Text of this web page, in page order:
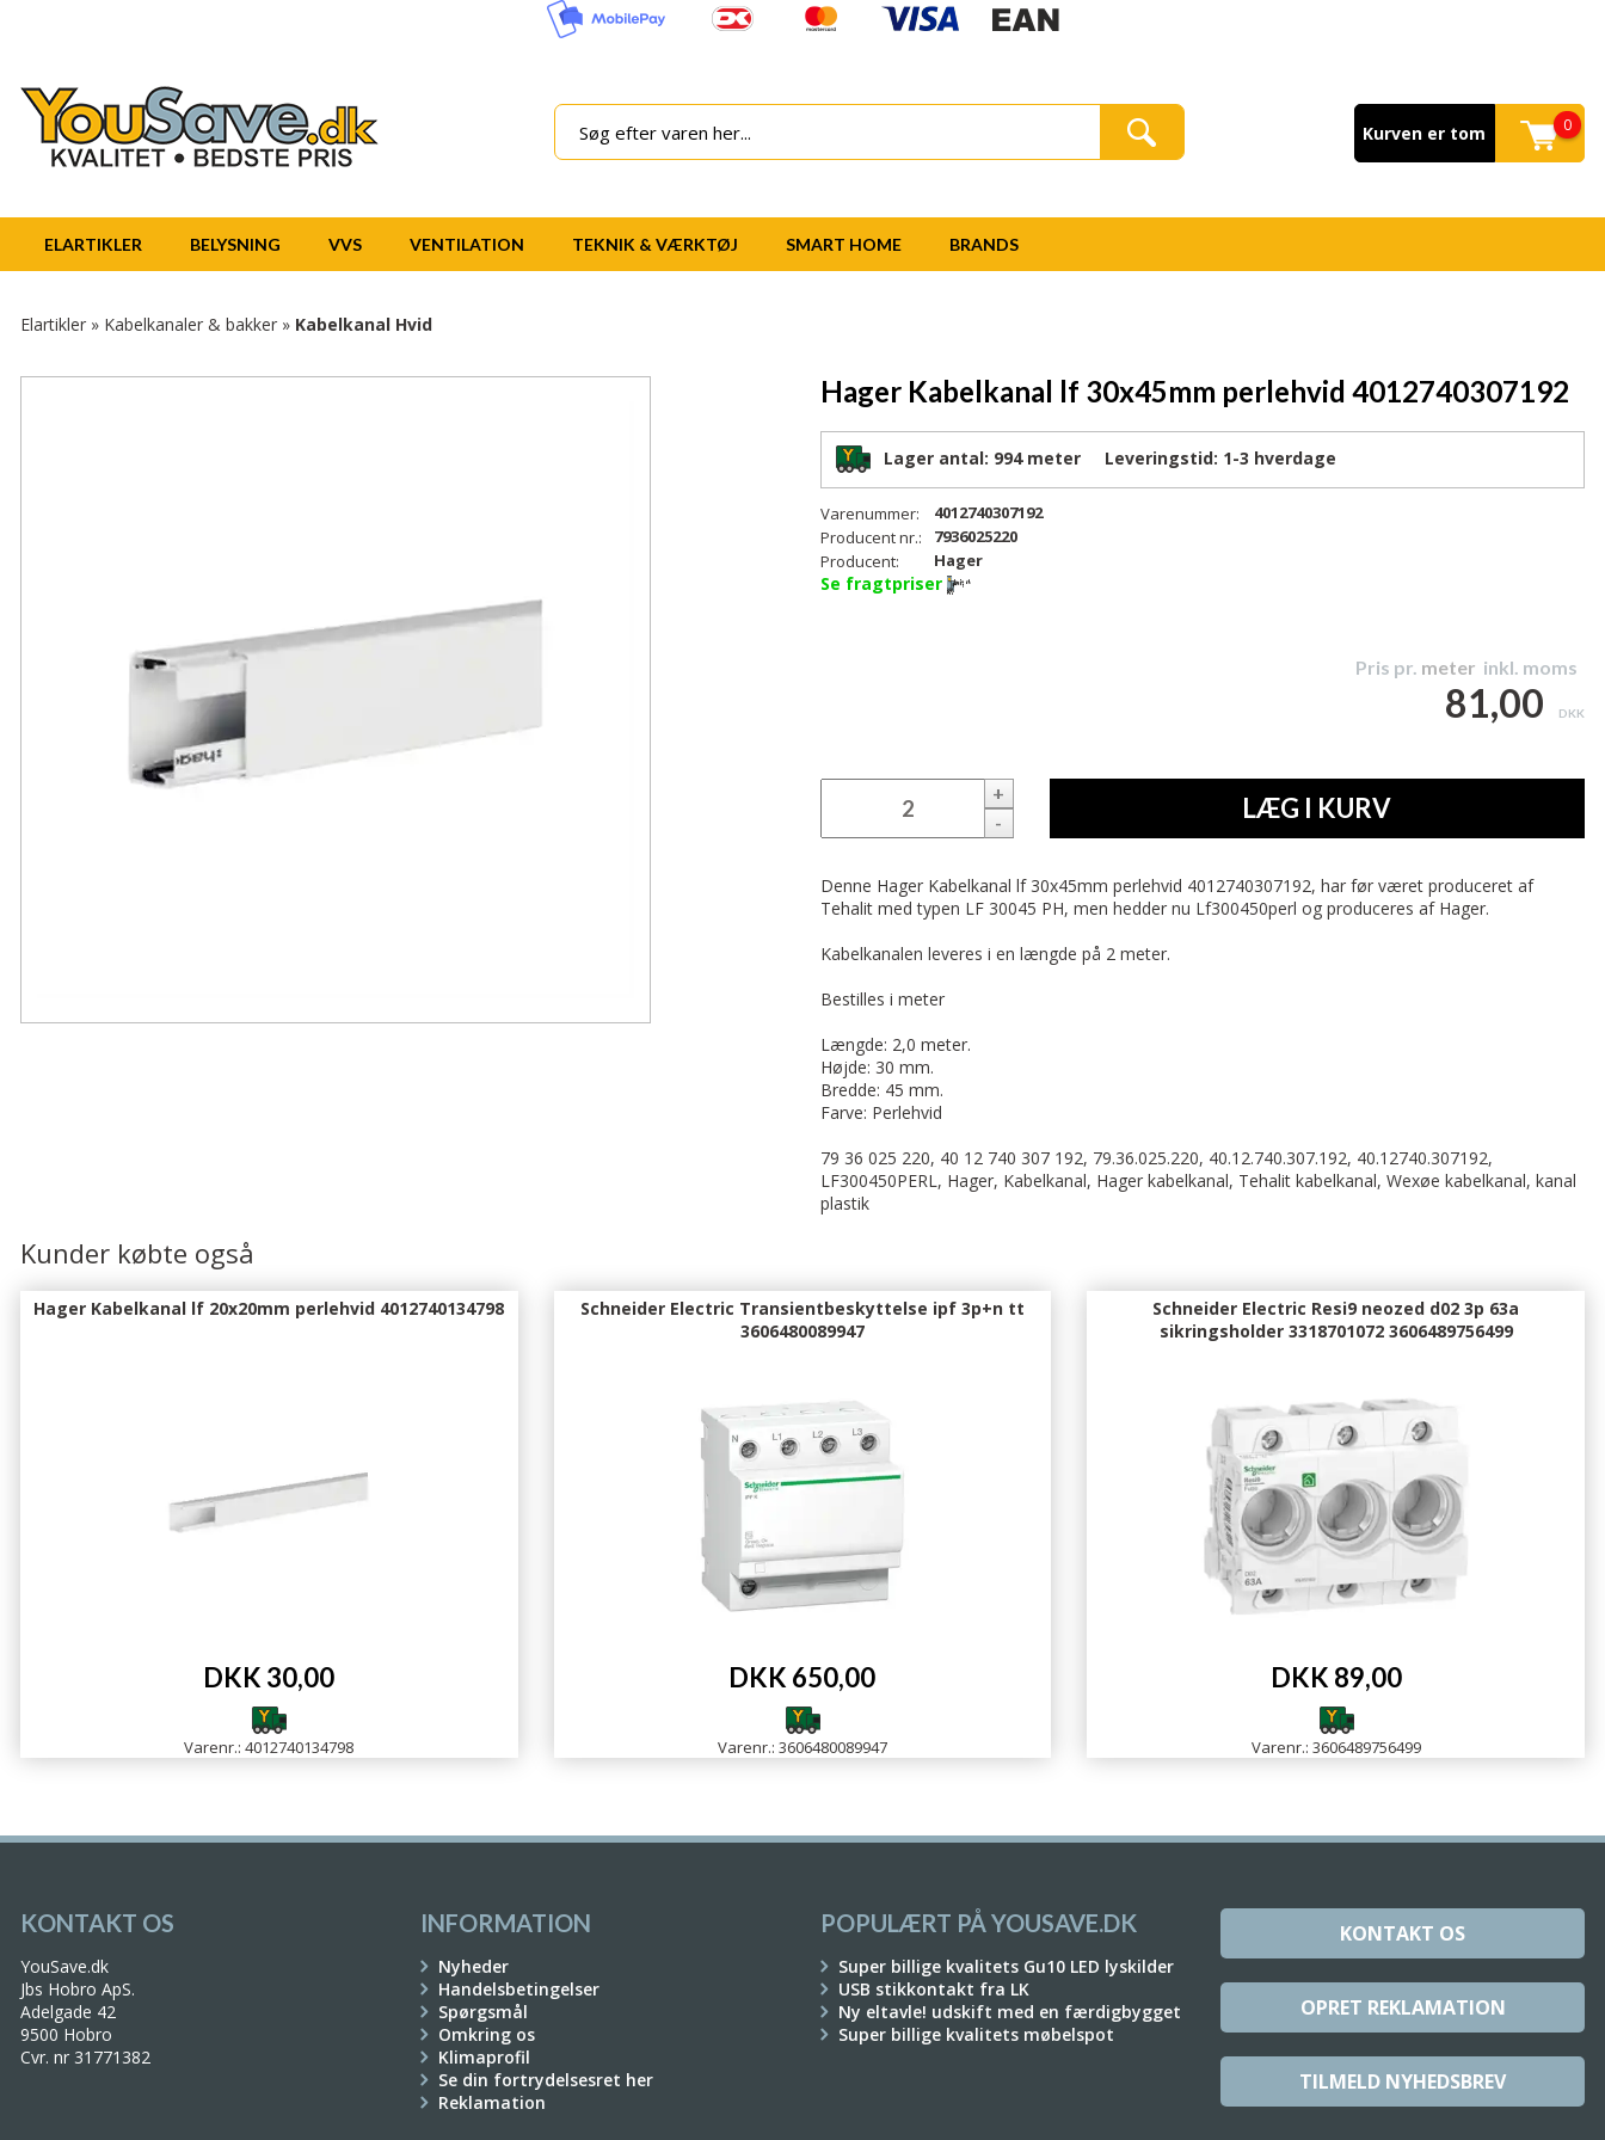
Kurven er tom 0
ELARTIKLER BELYSNING VVS VENTILATION TEKNIK & VÆRKTØJ SMART HOME BRANDS
Elartikler » Kabelkanaler & bakker » Kabelkanal Hvid
Hager Kabelkanal lf 30x45mm perlehvid 4012740307192
Lager antal: 994 meterLeveringstid: 1-3 hverdage
Varenummer:
4012740307192
Producent nr.:
7936025220
Producent:
Hager
Se fragtpriser
Pris pr. meter inkl. moms
81,00 DKK
+
-
LÆG I KURV
Denne Hager Kabelkanal lf 30x45mm perlehvid 4012740307192, har før været produceret af
Tehalit med typen LF 30045 PH, men hedder nu Lf300450perl og produceres af Hager.
Kabelkanalen leveres i en længde på 2 meter.
Bestilles i meter
Længde: 2,0 meter.
Højde: 30 mm.
Bredde: 45 mm.
Farve: Perlehvid
79 36 025 220, 40 12 740 307 192, 79.36.025.220, 40.12.740.307.192, 40.12740.307192,
LF300450PERL, Hager, Kabelkanal, Hager kabelkanal, Tehalit kabelkanal, Wexøe kabelkanal, kanal
plastik
Kunder købte også
Hager Kabelkanal lf 20x20mm perlehvid 4012740134798
DKK 30,00
Varenr.: 4012740134798
Schneider Electric Transientbeskyttelse ipf 3p+n tt
3606480089947
DKK 650,00
Varenr.: 3606480089947
Schneider Electric Resi9 neozed d02 3p 63a
sikringsholder 3318701072 3606489756499
DKK 89,00
Varenr.: 3606489756499
KONTAKT OS
YouSave.dk
Jbs Hobro ApS.
Adelgade 42
9500 Hobro
Cvr. nr 31771382
INFORMATION
Nyheder
Handelsbetingelser
Spørgsmål
Omkring os
Klimaprofil
Se din fortrydelsesret her
Reklamation
POPULÆRT PÅ YOUSAVE.DK
Super billige kvalitets Gu10 LED lyskilder
USB stikkontakt fra LK
Ny eltavle! udskift med en færdigbygget
Super billige kvalitets møbelspot
KONTAKT OS
OPRET REKLAMATION
TILMELD NYHEDSBREV